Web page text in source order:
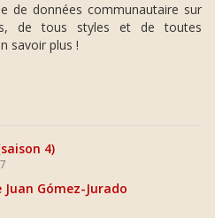
de données communautaire sur
de tous styles et de toutes
savoir plus !
4)
Gómez-Jurado